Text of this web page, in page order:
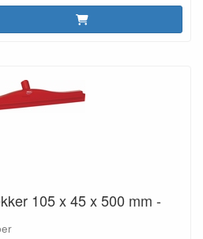
105 x 45 x 500 mm -